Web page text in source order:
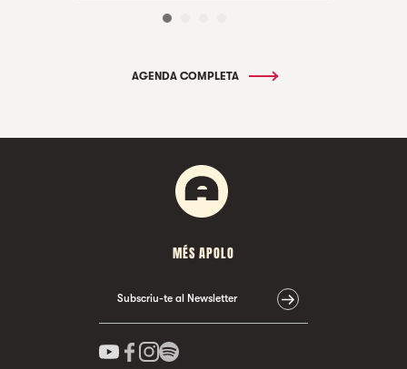
AGENDA COMPLETA
MÉS APOLO
Subscriu-te al Newsletter